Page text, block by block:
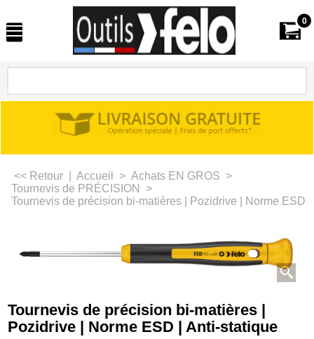
0
<< Retour Accueil > Achats EN GROS >
Tournevis de PRÉCISION
>
Tournevis de précision bi-matières | Pozidrive | Norme ESD
Tournevis de précision bi-matières |
Pozidrive | Norme ESD | Anti-statique